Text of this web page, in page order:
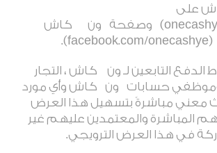
على
وصفحة ون
كاش
(facebook.com/onecashye).
الدفع التابعين لـ ون كاش ، التجار
حسابات
ون كاش وأي مورد
معني مباشرةً بتسهيل هذا العرض
المباشرة والمعتمدين عليهم غير
في هذا العرض الترويجي.